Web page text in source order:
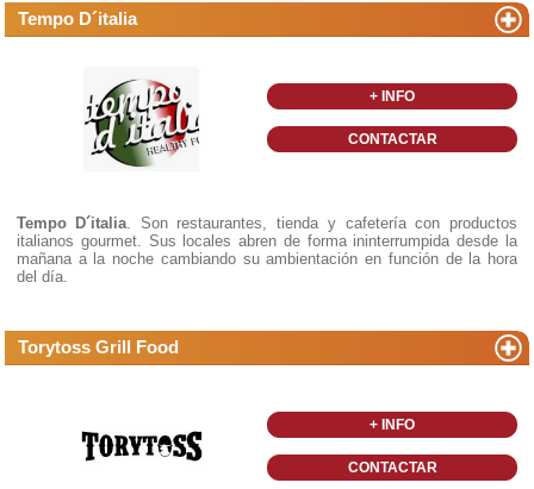
Tempo D´italia
+ INFO
CONTACTAR
Tempo D´italia . Son restaurantes, tienda y cafetería con productos
italianos gourmet. Sus locales abren de forma ininterrumpida desde la
mañana a la noche cambiando su ambientación en función de la hora
del día.
Torytoss Grill Food
+ INFO
CONTACTAR